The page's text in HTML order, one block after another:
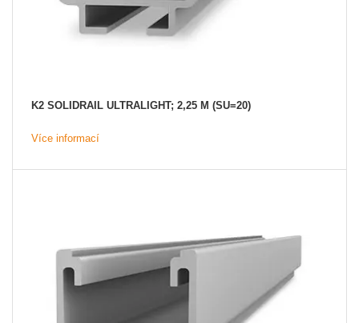
K2 SOLIDRAIL ULTRALIGHT; 2,25 M (SU=20)
Více informací